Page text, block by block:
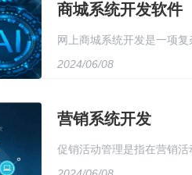
商城系统开发软件
网上商城系统开发是一项
商品展示、购物车管理、
2024/06/08
营销系统开发
促销活动管理是指在营销